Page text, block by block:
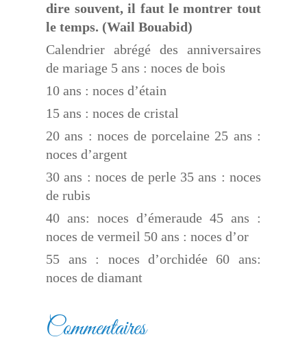
dire souvent, il faut le montrer tout
le temps. (Wail Bouabid)
Calendrier abrégé des anniversaires
de mariage 5 ans : noces de bois
10 ans : noces d’étain
15 ans : noces de cristal
20 ans : noces de porcelaine 25 ans :
noces d’argent
30 ans : noces de perle 35 ans : noces
de rubis
40 ans: noces d’émeraude 45 ans :
noces de vermeil 50 ans : noces d’or
55 ans : noces d’orchidée 60 ans:
noces de diamant
Commentaires